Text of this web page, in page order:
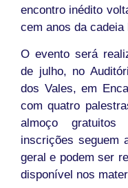
encontro inédito
cem anos da cadeia
O evento será
de julho, no
dos Vales, em
com quatro
almoço
inscrições seguem
geral e podem ser
disponível nos